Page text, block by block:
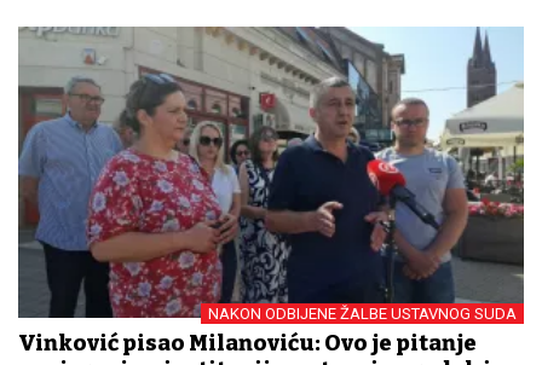
NAKON ODBIJENE ŽALBE USTAVNOG SUDA
Vinković pisao Milanoviću: Ovo je pitanje